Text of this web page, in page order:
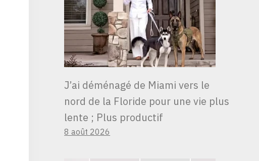
J’ai déménagé de Miami vers le
nord de la Floride pour une vie plus
lente ; Plus productif
8 août 2026